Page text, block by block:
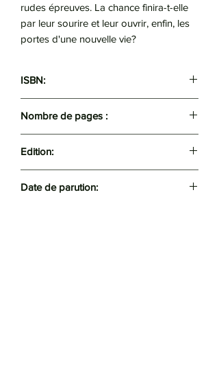
rudes épreuves. La chance finira-t-elle
par leur sourire et leur ouvrir, enfin, les
portes d'une nouvelle vie?
ISBN:
Nombre de pages :
Edition:
Date de parution: